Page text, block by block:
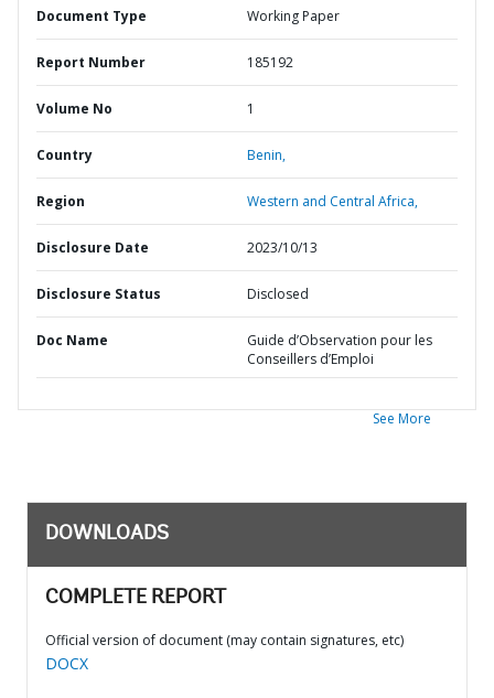
Document Type Working Paper
Report Number 185192
Volume No 1
Country Benin,
Region Western and Central Africa,
Disclosure Date 2023/10/13
Disclosure Status Disclosed
Doc Name
Guide d’Observation pour les
Conseillers d’Emploi
See More
DOWNLOADS
COMPLETE REPORT
Official version of document (may contain signatures, etc)
DOCX